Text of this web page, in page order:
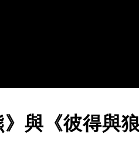
與《彼得與